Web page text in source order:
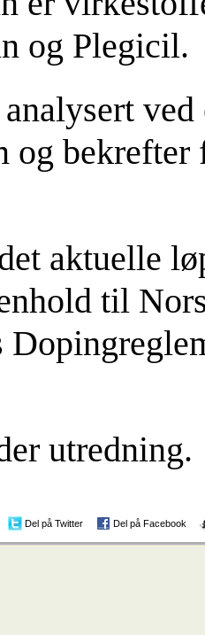
og Plegicil.
ved
og bekrefter
aktuelle
til
utredning.
Del på Twitter Del på Facebook